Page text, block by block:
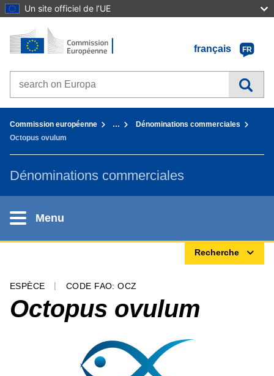
Un site officiel de l’UE
Aller au contenu
Accueil - Commission européenne
français
FR
Search on Europa websites
Commission européenne …
Dénominations commerciales
Octopus ovulum
Dénominations commerciales
Menu
Recherche
ESPÈCE CODE FAO: OCZ
Octopus ovulum